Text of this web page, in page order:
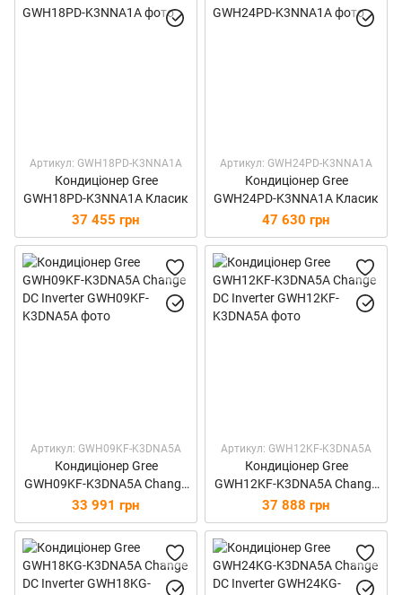
Артикул: GWH18PD-K3NNA1A
Кондиціонер Gree
GWH18PD-K3NNA1A Класик
37 455 грн
Артикул: GWH24PD-K3NNA1A
Кондиціонер Gree
GWH24PD-K3NNA1A Класик
47 630 грн
Артикул: GWH09KF-K3DNA5A
Кондиціонер Gree
GWH09KF-K3DNA5A Change
DC Inverter
33 991 грн
Артикул: GWH12KF-K3DNA5A
Кондиціонер Gree
GWH12KF-K3DNA5A Change
DC Inverter
37 888 грн